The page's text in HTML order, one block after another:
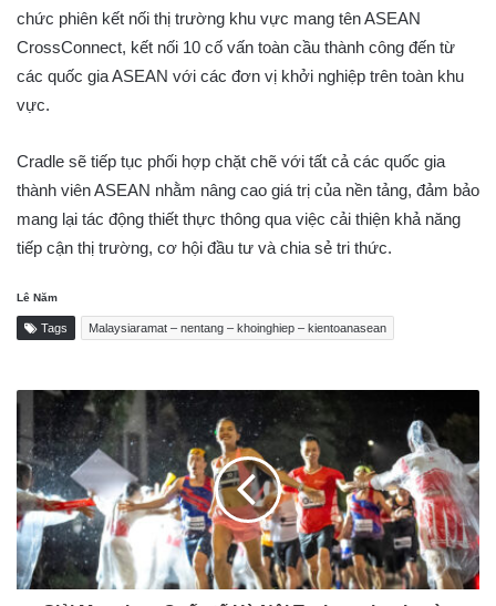
chức phiên kết nối thị trường khu vực mang tên ASEAN
CrossConnect, kết nối 10 cố vấn toàn cầu thành công đến từ
các quốc gia ASEAN với các đơn vị khởi nghiệp trên toàn khu
vực.
Cradle sẽ tiếp tục phối hợp chặt chẽ với tất cả các quốc gia
thành viên ASEAN nhằm nâng cao giá trị của nền tảng, đảm bảo
mang lại tác động thiết thực thông qua việc cải thiện khả năng
tiếp cận thị trường, cơ hội đầu tư và chia sẻ tri thức.
Lê Năm
Tags Malaysiaramat – nentang – khoinghiep – kientoanasean